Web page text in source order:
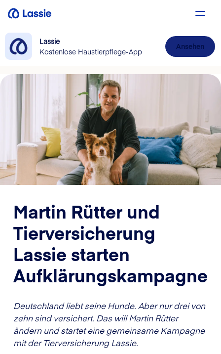
Lassie
Kostenlose Haustierpflege-App
Ansehen
Martin Rütter und
Tierversicherung
Lassie starten
Aufklärungskampagne
Deutschland liebt seine Hunde. Aber nur drei von
zehn sind versichert. Das will Martin Rütter
ändern und startet eine gemeinsame Kampagne
mit der Tierversicherung Lassie.